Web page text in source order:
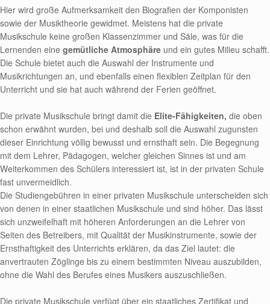
Hier wird große Aufmerksamkeit den Biografien der Komponisten
sowie der Musiktheorie gewidmet. Meistens hat die private
Musikschule keine großen Klassenzimmer und Säle, was für die
Lernenden eine gemütliche Atmosphäre und ein gutes Milieu schafft.
Die Schule bietet auch die Auswahl der Instrumente und
Musikrichtungen an, und ebenfalls einen flexiblen Zeitplan für den
Unterricht und sie hat auch während der Ferien geöffnet.
Die private Musikschule bringt damit die Elite-Fähigkeiten, die oben
schon erwähnt wurden, bei und deshalb soll die Auswahl zugunsten
dieser Einrichtung völlig bewusst und ernsthaft sein. Die Begegnung
mit dem Lehrer, Pädagogen, welcher gleichen Sinnes ist und am
Weiterkommen des Schülers interessiert ist, ist in der privaten Schule
fast unvermeidlich.
Die Studiengebühren in einer privaten Musikschule unterscheiden sich
von denen in einer staatlichen Musikschule und sind höher. Das lässt
sich unzweifelhaft mit höheren Anforderungen an die Lehrer von
Seiten des Betreibers, mit Qualität der Musikinstrumente, sowie der
Ernsthaftigkeit des Unterrichts erklären, da das Ziel lautet: die
anvertrauten Zöglinge bis zu einem bestimmten Niveau auszubilden,
ohne die Wahl des Berufes eines Musikers auszuschließen.
Die private Musikschule verfügt über ein staatliches Zertifikat und